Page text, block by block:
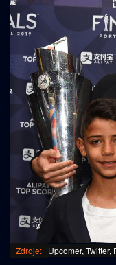
Zdroje: Upcomer, Twitter,